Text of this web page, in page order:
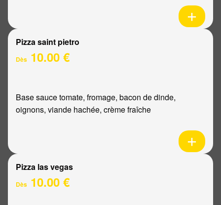
Pizza saint pietro
Dès 10.00 €
Base sauce tomate, fromage, bacon de dinde,
oignons, viande hachée, crème fraîche
Pizza las vegas
Dès 10.00 €